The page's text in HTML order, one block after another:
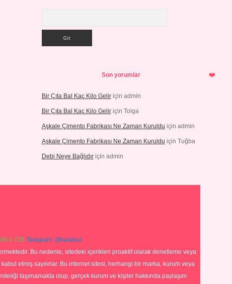
Son yorumlar
Bir Çıta Bal Kaç Kilo Geliriçin admin
Bir Çıta Bal Kaç Kilo Geliriçin Tolga
Aşkale Çimento Fabrikası Ne Zaman Kuruldu için admin
Aşkale Çimento Fabrikası Ne Zaman Kuruldu için Tuğba
Debi Neye Bağlıdıriçin admin
0 726 Telegram: @karabul
Bu nedenle, sitedeki içerikleri proaktif olarak denetleme veya
etmiş sayılırlar. Bu internet sitesi, herhangi bir marka, kurum veya
taşımamakta olup, gerçek kurum ve kişiler hakkında paylaşım